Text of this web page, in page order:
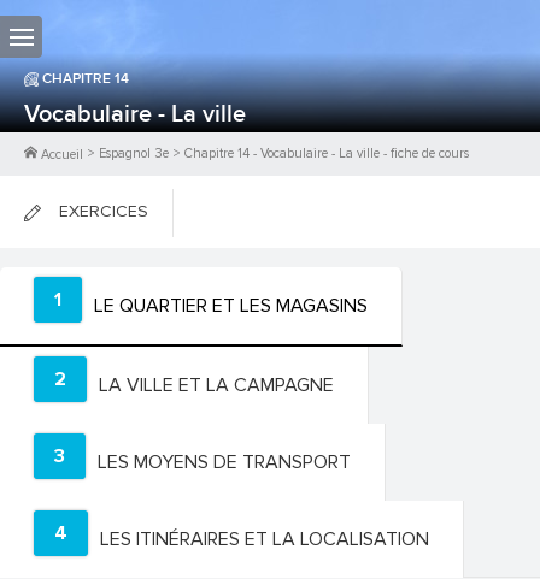
CHAPITRE14
Vocabulaire - La ville
Accueil > Espagnol 3e > Chapitre 14 - Vocabulaire - La ville - fiche de cours
EXERCICES
FICHES DE COURS
0PTS
1 LE QUARTIER ET LES MAGASINS
2 LA VILLE ET LA CAMPAGNE
3 LES MOYENS DE TRANSPORT
4 LES ITINÉRAIRES ET LA LOCALISATION